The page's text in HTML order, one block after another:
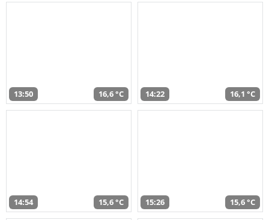
13:50 16,6 °C 14:22 16,1 °C
14:54 15,6 °C 15:26 15,6 °C